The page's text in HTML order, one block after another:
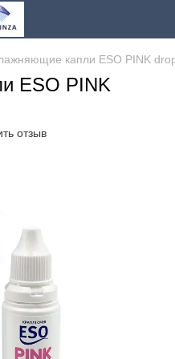
капли ESO PINK
ESO PINK
отзыв